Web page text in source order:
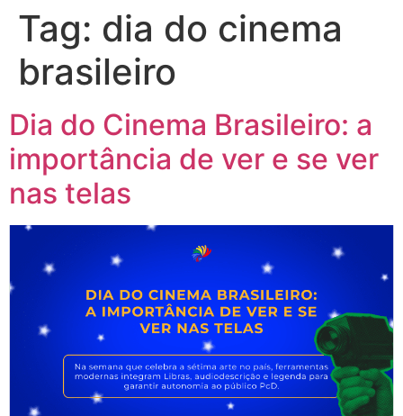
Tag: dia do cinema
brasileiro
Dia do Cinema Brasileiro: a
importância de ver e se ver
nas telas